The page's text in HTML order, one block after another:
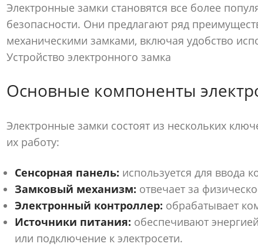
Электронные замки становятся все более
безопасности. Они предлагают ряд
механическими замками, включая удобство
Устройство электронного замка
Основные компоненты
Электронные замки состоят из нескольких
их работу:
Сенсорная панель: используется для ввода
Замковый механизм: отвечает за
Электронный контроллер: обрабатывает
Источники питания: обеспечивают
или подключение к электросети.